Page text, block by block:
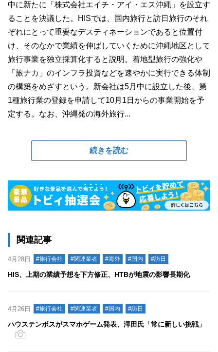
中に新たに「株式会社エイチ・アイ・エス沖縄」を設立す
ることを決議した。HISでは、国内旅行と訪日旅行のそれ
ぞれにとって重要なデスティネーションであると位置付
け、そのなかで業績を伸ばしていくために沖縄地区として
旅行事業を独立採算化すると説明。着地型旅行の強化や
「旅ナカ」のインフラ投資などを速やかに実行できる体制
の構築をめざすという。新会社は5月中に設立した後、第
1種旅行業の登録を申請して10月1日からの事業開始を予
定する。なお、沖縄発の海外旅行...
続きを読む
関連記事
4月28日 #旅行会社 #関連業者 #海外 #国内 #訪日
HIS、上期の業績予想を下方修正、HTBが地震の影響長期化
4月26日 #旅行会社 #関連業者 #国内 #訪日
ハウステンボスがスマホゲーム発表、澤田氏「常に新しい挑戦」